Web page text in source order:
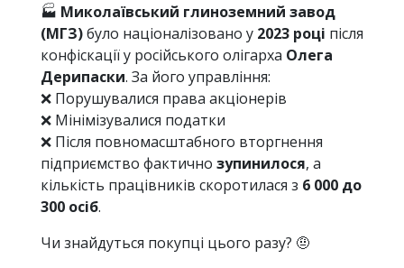
🏭 Миколаївський глиноземний завод
(МГЗ)було націоналізовано у 2023 році після
конфіскації у російського олігарха Олега
Дерипаски. За його управління:
❌ Порушувалися права акціонерів
❌ Мінімізувалися податки
❌ Після повномасштабного вторгнення
підприємство фактично зупинилося, а
кількість працівників скоротилася з 6 000 до
300 осіб.
Чи знайдуться покупці цього разу? 🤨